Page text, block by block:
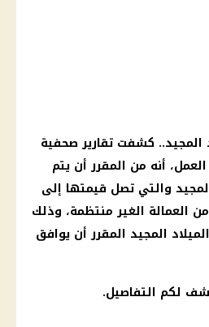
المجيد.. كشفت تقارير صحفية
أنه من المقرر أن يتم
والتي تصل قيمتها إلى
من العمالة الغير منتظمة، وذلك
المجيد المقرر أن يوافق
لكم التفاصيل.